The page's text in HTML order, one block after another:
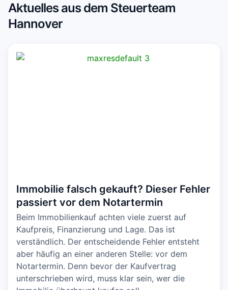
Aktuelles aus dem Steuerteam
Hannover
Immobilie falsch gekauft? Dieser Fehler
passiert vor dem Notartermin
Beim Immobilienkauf achten viele zuerst auf
Kaufpreis, Finanzierung und Lage. Das ist
verständlich. Der entscheidende Fehler entsteht
aber häufig an einer anderen Stelle: vor dem
Notartermin. Denn bevor der Kaufvertrag
unterschrieben wird, muss klar sein, wer die